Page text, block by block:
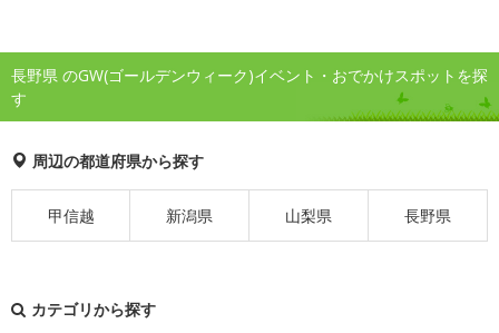
長野県 のGW(ゴールデンウィーク)イベント・おでかけスポットを探
す
周辺の都道府県から探す
甲信越 新潟県 山梨県 長野県
カテゴリから探す